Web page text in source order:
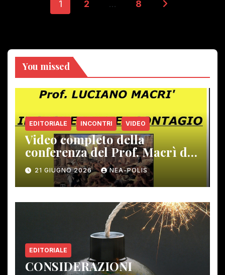
articoli
1 2 … 8
You missed
EDITORIALE INCONTRI VIDEO
Video completo della
conferenza del Prof. Macrì del
12 giugno scorso
21 GIUGNO 2026 NEA-POLIS
EDITORIALE
CONSIDERAZIONI